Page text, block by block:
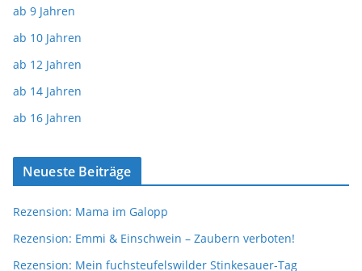
ab 9 Jahren
ab 10 Jahren
ab 12 Jahren
ab 14 Jahren
ab 16 Jahren
Neueste Beiträge
Rezension: Mama im Galopp
Rezension: Emmi & Einschwein – Zaubern verboten!
Rezension: Mein fuchsteufelswilder Stinkesauer-Tag